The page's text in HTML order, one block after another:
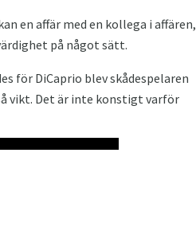
en affär med en kollega i affären,
på något sätt.
för DiCaprio blev skådespelaren
vikt. Det är inte konstigt varför